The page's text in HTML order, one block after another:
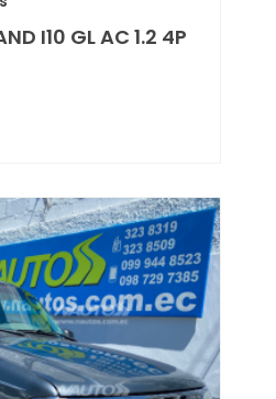
I10 GL AC 1.2 4P